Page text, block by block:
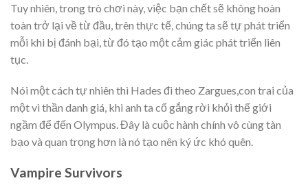
Tuy nhiên, trong trò chơi này, việc bạn chết sẽ không hoàn
toàn trở lại về từ đầu, trên thực tế, chúng ta sẽ tự phát triển
mỗi khi bị đánh bại, từ đó tạo một cảm giác phát triển liên
tục.
Nói một cách tự nhiên thì Hades đi theo Zargues,con trai của
một vì thần danh giá, khi anh ta cố gắng rời khỏi thế giới
ngầm để đến Olympus. Đây là cuộc hành chính vô cùng tàn
bạo và quan trọng hơn là nó tạo nên ký ức khó quên.
Vampire Survivors